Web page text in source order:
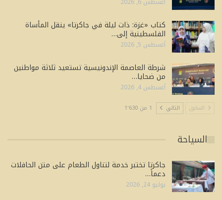
كتاب «غزة: ذات ليلة في جاكرتا» ينقل المأساة
الفلسطينية إلى…
أغسطس 5, 2026
شرطة العاصمة الإندونيسية تستعيد ثلاثة مواطنين
من ضحايا…
أغسطس 4, 2026
السابق التالي 1 من 1٬630
السياحة
جاكرتا تختبر خدمة لتناول الطعام على متن الحافلات
دعماً…
يوليو 24, 2026